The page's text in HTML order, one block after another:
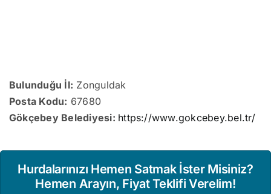
Bulunduğu İl: Zonguldak
Posta Kodu: 67680
Gökçebey Belediyesi: https://www.gokcebey.bel.tr/
Hurdalarınızı Hemen Satmak İster Misiniz?
Hemen Arayın, Fiyat Teklifi Verelim!